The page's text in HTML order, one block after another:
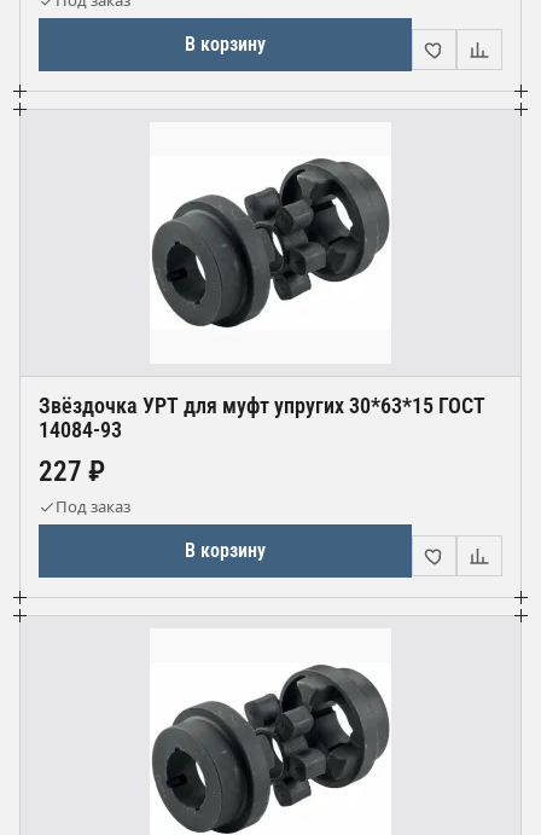
В корзину
Звёздочка УРТ для муфт упругих 30*63*15 ГОСТ
14084-93
227 ₽
Под заказ
В корзину